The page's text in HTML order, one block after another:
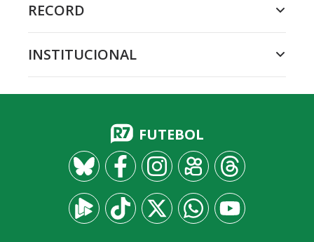
RECORD
INSTITUCIONAL
FUTEBOL